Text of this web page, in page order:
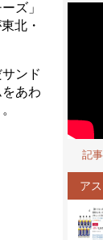
ズ」
北・
ンド
あわ
記
ア